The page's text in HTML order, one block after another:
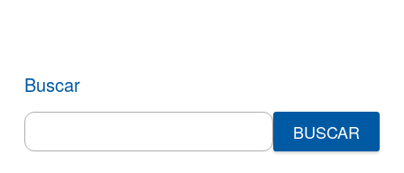
Buscar
Search
for: